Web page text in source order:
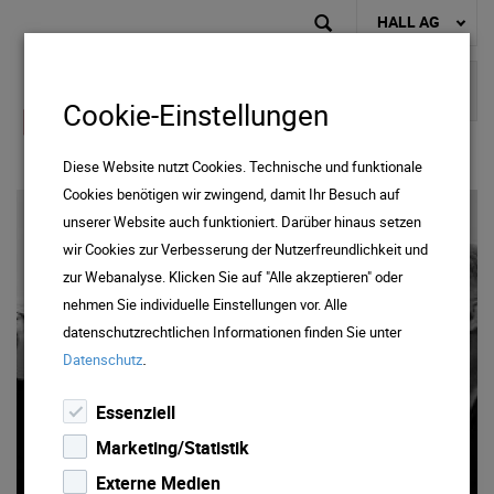
HALL AG
Salzraum
NUTZEN AUF KOSTENSEITE & IN DER
WAHRNEHMUNG 3 Tagungshäuser,
eine Vision: dieDrei.tirol & das WARUM
dahinter.
Cookie-Einstellungen
Diese Website nutzt Cookies. Technische und funktionale
Cookies benötigen wir zwingend, damit Ihr Besuch auf
unserer Website auch funktioniert. Darüber hinaus setzen
wir Cookies zur Verbesserung der Nutzerfreundlichkeit und
zur Webanalyse. Klicken Sie auf "Alle akzeptieren" oder
nehmen Sie individuelle Einstellungen vor. Alle
datenschutzrechtlichen Informationen finden Sie unter
Datenschutz.
Essenziell
Marketing/Statistik
Externe Medien